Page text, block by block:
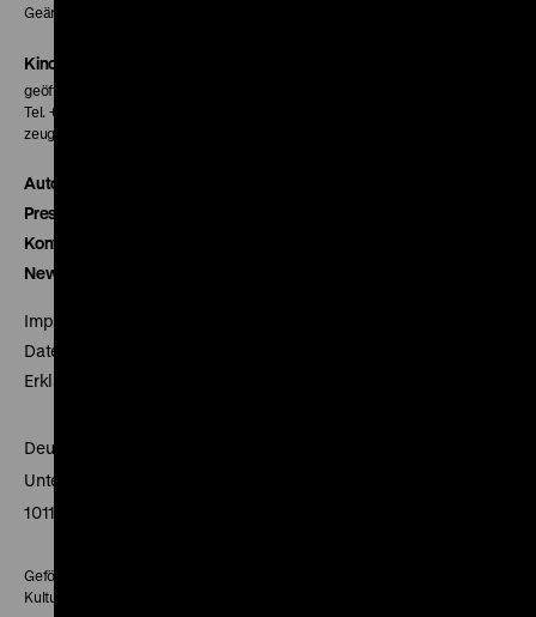
Geänderte Preise sind im Programm vermerkt.
Kinokasse
geöffnet 30 Minuten vor Beginn der ersten Vorstellung
Tel. + 49 30 20304-770
zeughauskino@dhm.de
Autor*innen
Presse
Kontakt
Newsletter
Impressum
Datenschutz
Erklärung digitale Barrierefreiheit
Deutsches Historisches Museum
Unter den Linden 2
10117 Berlin
Gefördert mit Mitteln des Beauftragten der Bundesregierung für
Kultur und Medien